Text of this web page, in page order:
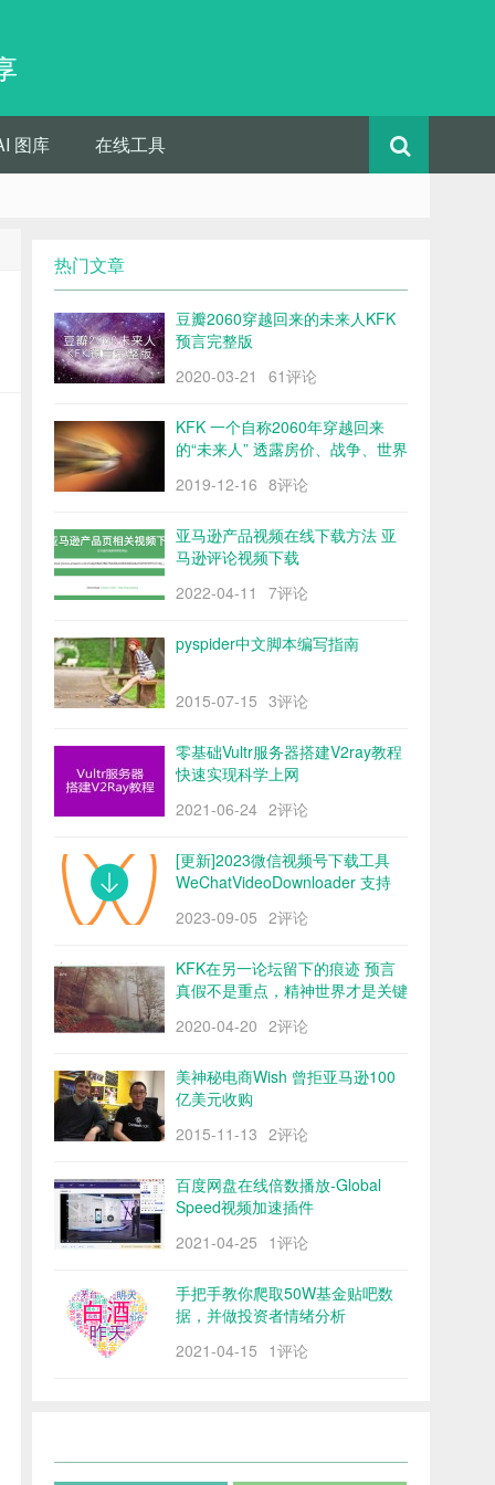
图库 在线工具
热门文章
豆瓣2060穿越回来的未来人KFK
预言完整版
2020-03-21
61评论
KFK 一个自称2060年穿越回来
的“未来人” 透露房价、战争、世界
2019-12-16 8评论
亚马逊产品视频在线下载方法 亚
马逊评论视频下载
2022-04-11
7评论
pyspider中文脚本编写指南
2015-07-15 3评论
零基础Vultr服务器搭建V2ray教程
快速实现科学上网
2021-06-24 2评论
[更新]2023微信视频号下载工具
WeChatVideoDownloader 支持
2023-09-05 2评论
KFK在另一论坛留下的痕迹 预言
真假不是重点，精神世界才是关键
2020-04-20 2评论
美神秘电商Wish 曾拒亚马逊100
亿美元收购
2015-11-13 2评论
百度网盘在线倍数播放-Global
Speed视频加速插件
2021-04-25 1评论
手把手教你爬取50W基金贴吧数
据，并做投资者情绪分析
2021-04-15 1评论